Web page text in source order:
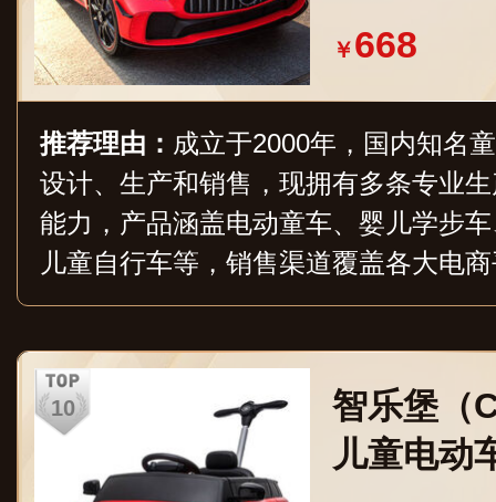
￥668
推荐理由： 成立于2000年，国内知名
设计、生产和销售，现拥有多条专业
能力，产品涵盖电动童车、婴儿学步
儿童自行车等，销售渠道覆盖各大电
于提供安全、有趣且富有教育意义的
智乐堡（
儿童电动